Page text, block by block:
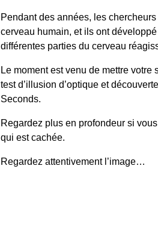
Pendant des années, les
cerveau humain, et ils ont
différentes parties du cerveau
Le moment est venu de mettre votre
test d’illusion d’optique et
Seconds.
Regardez plus en profondeur si
qui est cachée.
Regardez attentivement l’image…